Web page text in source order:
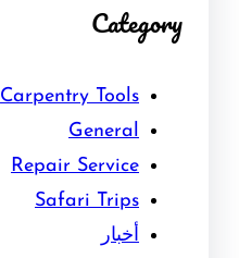
Category
Carpentry Tools
General
Repair Service
Safari Trips
أخبار